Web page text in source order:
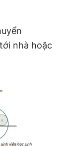
nhà hoặc